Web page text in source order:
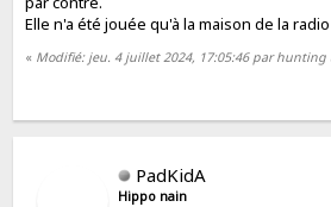
Elle n'a été jouée qu'à la maison de la
« Modifié: jeu. 4 juillet 2024, 17:05:46 par
PadKidA
Hippo nain